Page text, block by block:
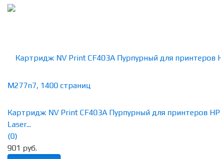
Картридж NV Print CF403A Пурпурный для принтеров HP
Laser...
(0)
901 руб.